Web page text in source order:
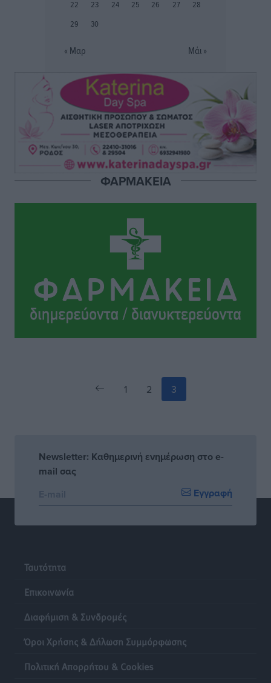
Η υπογεννητικότητα βάζει λουκέτο σε 11 σχολεία
Πρωτοβάθμιας στα Δωδεκάνησα
Κ. Σπανός: Παρά την αυξημένη τουριστική κίνηση, η
αγορά της Ρόδου κινείται κάτω από τις προσδοκίες
Ρεπορτάζ πριν 2 ώρες
Ο λαγοκέφαλος βρήκε επιτέλους τιμή, μένει να βρεθεί
και σχέδιο
Δημο-Κρίσεις• πριν 2 ώρες
Η Ροδιακή Επαυλη περιμένει ακόμα να βρεθεί κάποιος
Δημο-Κρίσεις• πριν 2 ώρες
22 23 24 25 26 27
28
29
30
« Μαρ Μάι »
ΦΑΡΜΑΚΕΙΑ
1 2 3
Newsletter: Καθημερινή ενημέρωση στο e-
mail σας
Εγγραφή
Ταυτότητα
Επικοινωνία
Διαφήμιση & Συνδρομές
Όροι Χρήσης & Δήλωση Συμμόρφωσης
Πολιτική Απορρήτου & Cookies